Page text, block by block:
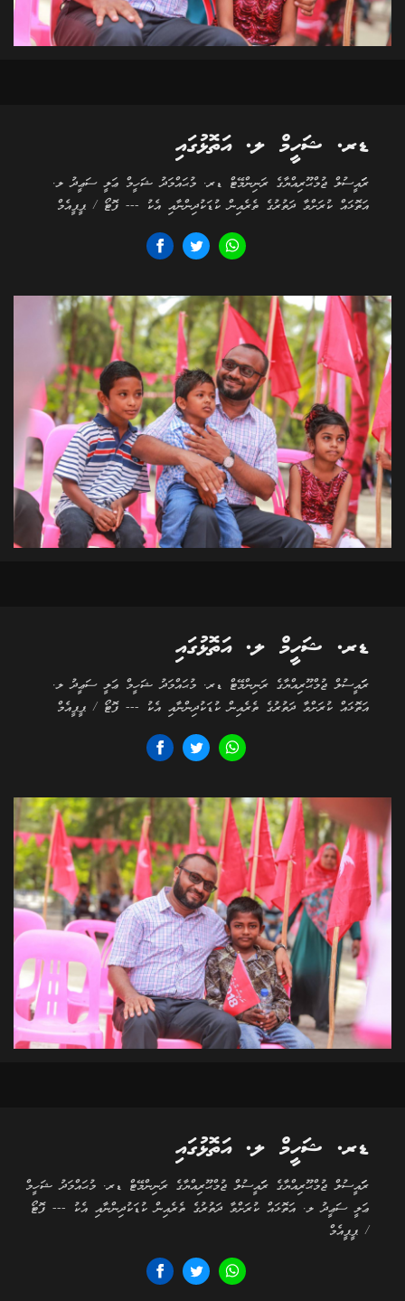
ޑރ. ޝަހީމް ލ. އަތޮޅުގައި
ރަަައީސުލް ޖުމްޙޫރިއްޔާގެ ރަނިންމޭޓް ޑރ. މުޙައްމަދު ޝަހީމް ޢަލީ ސަޢީދު ލ.
އަތޮޅައް ކުރަށްވާ ދަތުރުގެ ތެރެއިން ކުޑަކުދިންނާއި އެކު --- ފޮޓޯ / ޕީޕީއެމް
ޑރ. ޝަހީމް ލ. އަތޮޅުގައި
ރަަައީސުލް ޖުމްޙޫރިއްޔާގެ ރަނިންމޭޓް ޑރ. މުޙައްމަދު ޝަހީމް ޢަލީ ސަޢީދު ލ.
އަތޮޅައް ކުރަށްވާ ދަތުރުގެ ތެރެއިން ކުޑަކުދިންނާއި އެކު --- ފޮޓޯ / ޕީޕީއެމް
ޑރ. ޝަހީމް ލ. އަތޮޅުގައި
ރަަައީސުލް ޖުމްޙޫރިއްޔާގެ ރަަައީސުލް ޖުމްޙޫރިއްޔާގެ ރަނިންމޭޓް ޑރ. މުޙައްމަދު ޝަހީމް
ޢަލީ ސަޢީދު ލ. އަތޮޅައް ކުރަށްވާ ދަތުރުގެ ތެރެއިން ކުޑަކުދިންނާއި އެކު --- ފޮޓޯ
/ ޕީޕީއެމް